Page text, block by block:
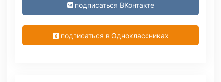
подписаться ВКонтакте
подписаться в Одноклассниках